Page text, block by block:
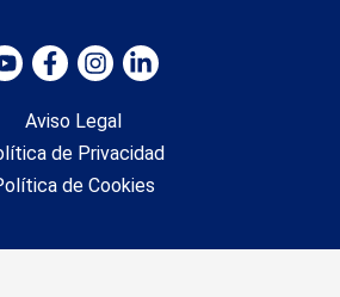
Aviso Legal
de Privacidad
de Cookies